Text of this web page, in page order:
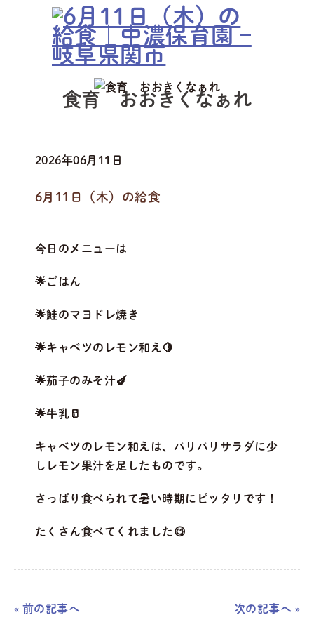
食育 おおきくなぁれ
2026年06月11日
6月11日（木）の給食
今日のメニューは
🌟ごはん
🌟鮭のマヨドレ焼き
🌟キャベツのレモン和え🍋
🌟茄子のみそ汁🍆
🌟牛乳🥛
キャベツのレモン和えは、パリパリサラダに少
しレモン果汁を足したものです。
さっぱり食べられて暑い時期にピッタリです！
たくさん食べてくれました😋
« 前の記事へ 次の記事へ »